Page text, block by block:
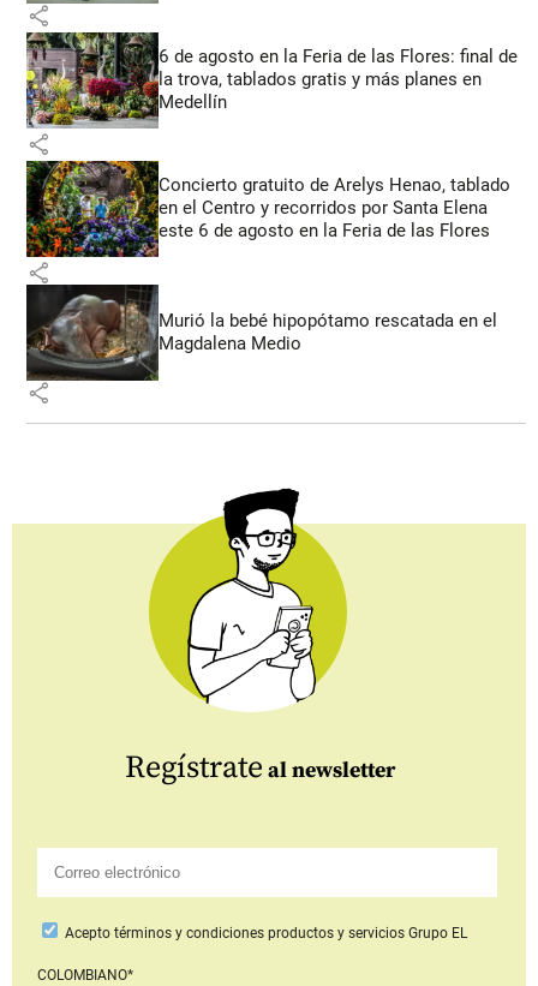
share
6 de agosto en la Feria de las Flores: final de
la trova, tablados gratis y más planes en
Medellín
share
Concierto gratuito de Arelys Henao, tablado
en el Centro y recorridos por Santa Elena
este 6 de agosto en la Feria de las Flores
share
Murió la bebé hipopótamo rescatada en el
Magdalena Medio
share
Regístrate al newsletter
Aceptotérminos y condiciones productos y serviciosGrupo EL
COLOMBIANO*